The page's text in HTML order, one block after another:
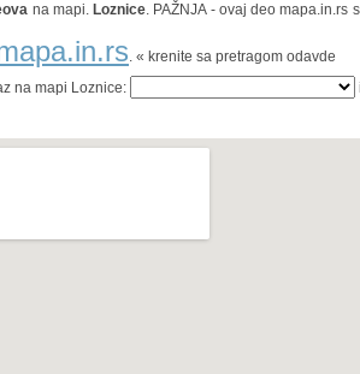
na mapi. Loznice. PAŽNJA - ovaj deo mapa.in.rs
. « krenite sa pretragom odavde
na mapi Loznice: